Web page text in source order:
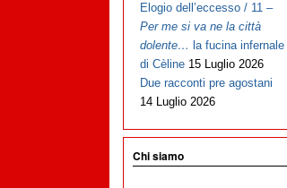
Elogio dell’eccesso / 11 –
Per me si va ne la città
dolente… la fucina infernale
di Cèline 15 Luglio 2026
Due racconti pre agostani
14 Luglio 2026
Chi siamo